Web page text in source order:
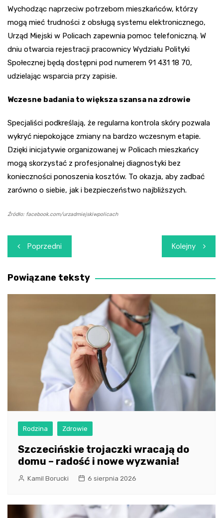
Wychodząc naprzeciw potrzebom mieszkańców, którzy
mogą mieć trudności z obsługą systemu elektronicznego,
Urząd Miejski w Policach zapewnia pomoc telefoniczną. W
dniu otwarcia rejestracji pracownicy Wydziału Polityki
Społecznej będą dostępni pod numerem 91 431 18 70,
udzielając wsparcia przy zapisie.
Wczesne badania to większa szansa na zdrowie
Specjaliści podkreślają, że regularna kontrola skóry pozwala
wykryć niepokojące zmiany na bardzo wczesnym etapie.
Dzięki inicjatywie organizowanej w Policach mieszkańcy
mogą skorzystać z profesjonalnej diagnostyki bez
konieczności ponoszenia kosztów. To okazja, aby zadbać
zarówno o siebie, jak i bezpieczeństwo najbliższych.
Źródło: facebook.com/urzadmiejskiwpolicach
Nawigacja
wpisu
Poprzedni Kolejny
Powiązane teksty
Rodzina Zdrowie
Szczecińskie trojaczki wracają do
domu – radość i nowe wyzwania!
Kamil Borucki 6 sierpnia 2026